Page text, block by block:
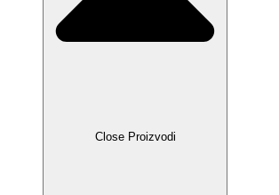
Close Proizvodi